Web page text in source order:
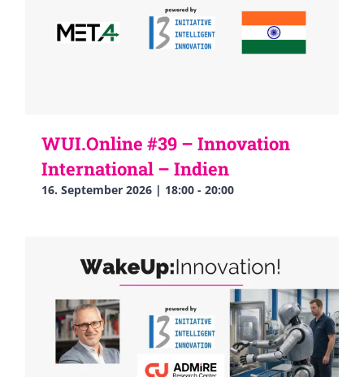
WUI.Online #39 – Innovation
International – Indien
16. September 2026 | 18:00 - 20:00